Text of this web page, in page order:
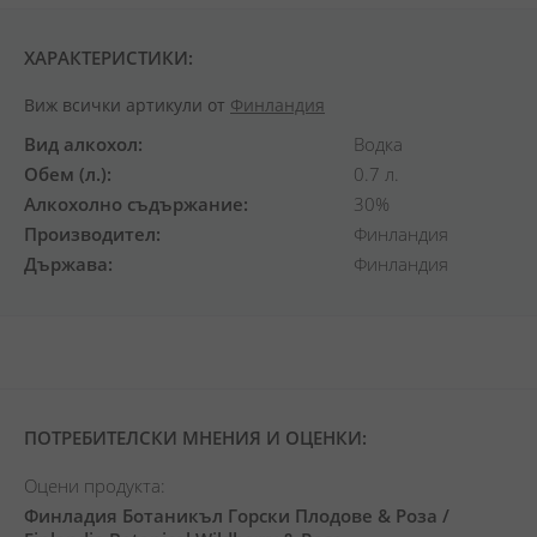
ХАРАКТЕРИСТИКИ:
Виж всички артикули от Финландия
Вид алкохол
Водка
Обем (л.)
0.7 л.
Алкохолно съдържание
30%
Производител
Финландия
Държава
Финландия
ПОТРЕБИТЕЛСКИ МНЕНИЯ И ОЦЕНКИ:
Оцени продукта:
Финладия Ботаникъл Горски Плодове & Роза /